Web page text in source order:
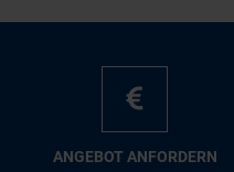
AN­GE­BOT AN­FOR­DERN